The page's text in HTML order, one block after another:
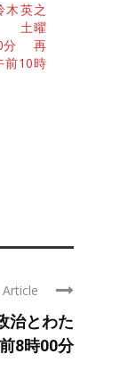
英之
土曜
分 再
前10時
治とわた
8時00分